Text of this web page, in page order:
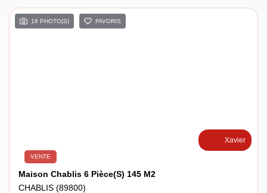
16 PHOTO(S) FAVORIS
Xavier
VENTE
Maison Chablis 6 Pièce(s) 145 M2
CHABLIS (89800)